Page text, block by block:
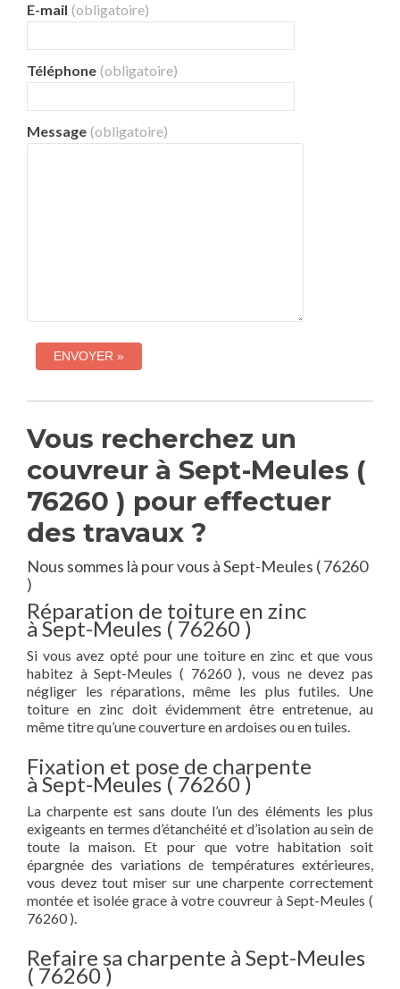
E-mail (obligatoire)
Téléphone (obligatoire)
Message (obligatoire)
Vous recherchez un
couvreur à Sept-Meules (
76260 ) pour effectuer
des travaux ?
Nous sommes là pour vous à Sept-Meules ( 76260
)
Réparation de toiture en zinc
à Sept-Meules ( 76260 )
Si vous avez opté pour une toiture en zinc et que vous
habitez à Sept-Meules ( 76260 ), vous ne devez pas
négliger les réparations, même les plus futiles. Une
toiture en zinc doit évidemment être entretenue, au
même titre qu’une couverture en ardoises ou en tuiles.
Fixation et pose de charpente
à Sept-Meules ( 76260 )
La charpente est sans doute l’un des éléments les plus
exigeants en termes d’étanchéité et d’isolation au sein de
toute la maison. Et pour que votre habitation soit
épargnée des variations de températures extérieures,
vous devez tout miser sur une charpente correctement
montée et isolée grace à votre couvreur à Sept-Meules (
76260 ).
Refaire sa charpente à Sept-Meules
( 76260 )